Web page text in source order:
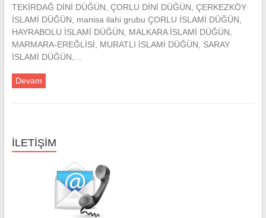
TEKİRDAĞ DİNİ DÜĞÜN, ÇORLU DİNİ DÜĞÜN, ÇERKEZKÖY
İSLAMİ DÜĞÜN, manisa ilahi grubu ÇORLU İSLAMİ DÜĞÜN,
HAYRABOLU İSLAMİ DÜĞÜN, MALKARA İSLAMİ DÜĞÜN,
MARMARA-EREĞLİSİ, MURATLI İSLAMİ DÜĞÜN, SARAY
İSLAMİ DÜĞÜN,…
Devam
İLETİŞİM